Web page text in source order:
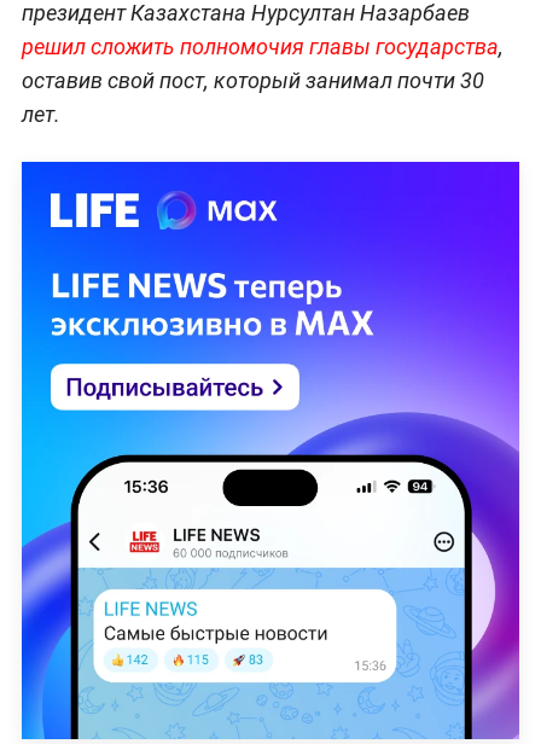
президент Казахстана Нурсултан Назарбаев
решил сложить полномочия главы государства,
оставив свой пост, который занимал почти 30
лет.